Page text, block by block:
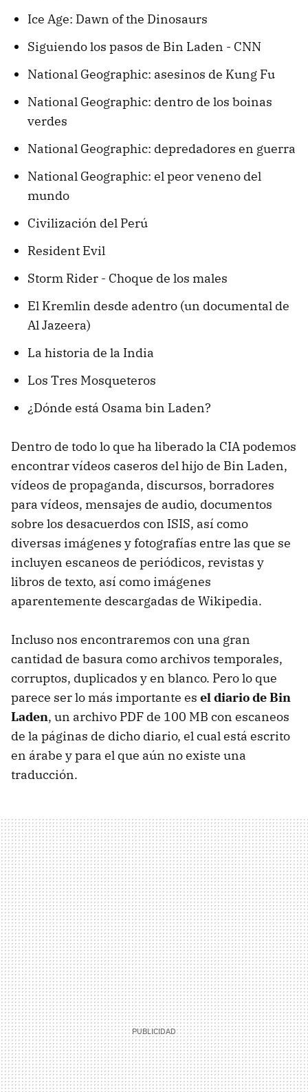
Ice Age: Dawn of the Dinosaurs
Siguiendo los pasos de Bin Laden - CNN
National Geographic: asesinos de Kung Fu
National Geographic: dentro de los boinas
verdes
National Geographic: depredadores en guerra
National Geographic: el peor veneno del
mundo
Civilización del Perú
Resident Evil
Storm Rider - Choque de los males
El Kremlin desde adentro (un documental de
Al Jazeera)
La historia de la India
Los Tres Mosqueteros
¿Dónde está Osama bin Laden?
Dentro de todo lo que ha liberado la CIA podemos
encontrar vídeos caseros del hijo de Bin Laden,
vídeos de propaganda, discursos, borradores
para vídeos, mensajes de audio, documentos
sobre los desacuerdos con ISIS, así como
diversas imágenes y fotografías entre las que se
incluyen escaneos de periódicos, revistas y
libros de texto, así como imágenes
aparentemente descargadas de Wikipedia.
Incluso nos encontraremos con una gran
cantidad de basura como archivos temporales,
corruptos, duplicados y en blanco. Pero lo que
parece ser lo más importante es el diario de Bin
Laden, un archivo PDF de 100 MB con escaneos
de la páginas de dicho diario, el cual está escrito
en árabe y para el que aún no existe una
traducción.